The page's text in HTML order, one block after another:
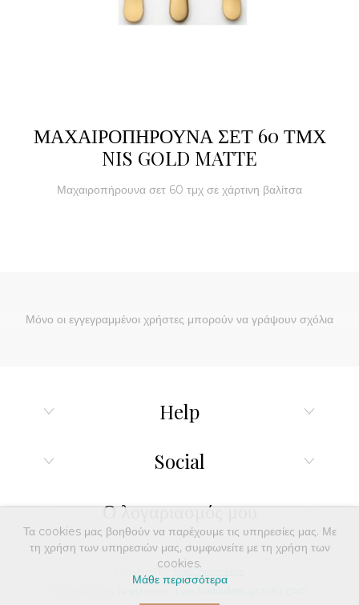
ΜΑΧΑΙΡΟΠΗΡΟΥΝΑ ΣΕΤ 60 ΤΜΧ
NIS GOLD MATTE
Μαχαιροπήρουνα σετ 60 τμχ σε χάρτινη βαλίτσα
Μόνο οι εγγεγραμμένοι χρήστες μπορούν να γράψουν σχόλια
Help
Social
Ο λογαριασμός μου
Powered bynopCommerce
Τα cookies μας βοηθούν να παρέχουμε τις υπηρεσίες μας. Με
τη χρήση των υπηρεσιών μας, συμφωνείτε με τη χρήση των
cookies.
Μάθε περισσότερα